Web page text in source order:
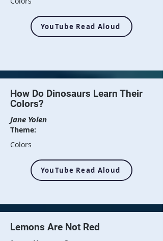
YouTube Read Aloud
How Do Dinosaurs Learn Their
Colors?
Jane Yolen
Theme:
Colors
YouTube Read Aloud
Lemons Are Not Red